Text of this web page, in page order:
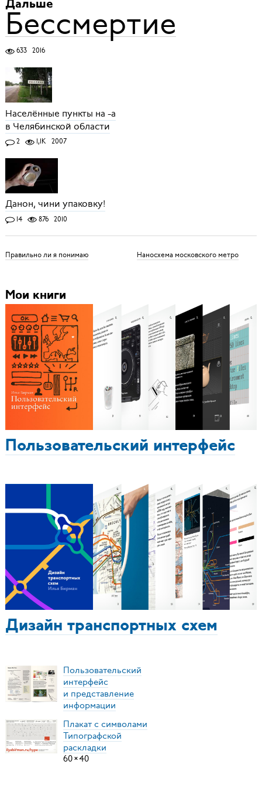
Дальше
Бессмертие
633 2016
Населённые пункты на -а
в Челябинской области
2 1,1K 2007
Данон, чини упаковку!
14 876 2010
Правильно ли я понимаю Наносхема московского метро
Мои книги
Пользовательский интерфейс
Дизайн транспортных схем
Пользовательский
интерфейс
и представление
информации
Плакат с символами
Типографской
раскладки
60×40